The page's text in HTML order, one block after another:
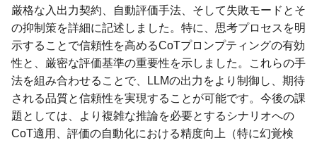
厳格な入出力契約、自動評価手法、そして失敗モードとそ
の抑制策を詳細に記述しました。特に、思考プロセスを明
示することで信頼性を高めるCoTプロンプティングの有効
性と、厳密な評価基準の重要性を示しました。これらの手
法を組み合わせることで、LLMの出力をより制御し、期待
される品質と信頼性を実現することが可能です。今後の課
題としては、より複雑な推論を必要とするシナリオへの
CoT適用、評価の自動化における精度向上（特に幻覚検